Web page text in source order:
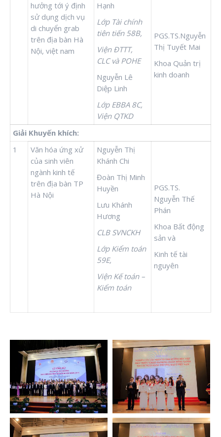
hưởng tới ý định
sử dụng dịch vụ
di chuyển grab
trên địa bàn Hà
Nội, việt nam
Hạnh
Lớp Tài chính
tiên tiến 58B,
Viện ĐTTT,
CLC và POHE
Nguyễn Lê
Diệp Linh
Lớp EBBA 8C,
Viện QTKD
PGS.TS.Nguyễn
Thị Tuyết Mai
Khoa Quản trị
kinh doanh
Giải Khuyến khích:
1
Văn hóa ứng xử
của sinh viên
ngành kinh tế
trên địa bàn TP
Hà Nội
Nguyễn Thị
Khánh Chi
Đoàn Thị Minh
Huyền
Lưu Khánh
Hương
CLB SVNCKH
Lớp Kiểm toán
59E,
Viện Kế toán –
Kiểm toán
PGS.TS.
Nguyễn Thế
Phán
Khoa Bất động
sản và
Kinh tế tài
nguyên